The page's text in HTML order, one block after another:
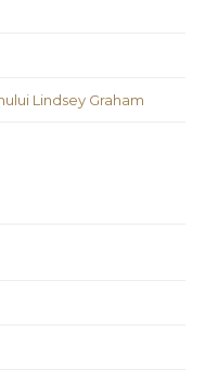
Lindsey Graham